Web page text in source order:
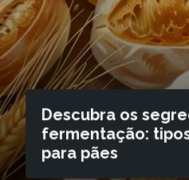
Descubra os
fermentação:
para pães